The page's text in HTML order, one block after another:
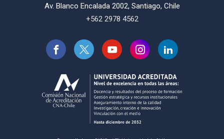
Av. Blanco Encalada 2002, Santiago, Chile
+562 2978 4562